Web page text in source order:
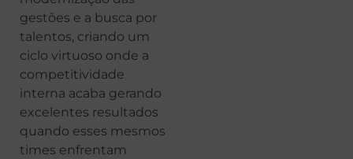
gestões e a busca por
talentos, criando um
ciclo virtuoso onde a
competitividade
interna acaba gerando
excelentes resultados
quando esses mesmos
times enfrentam